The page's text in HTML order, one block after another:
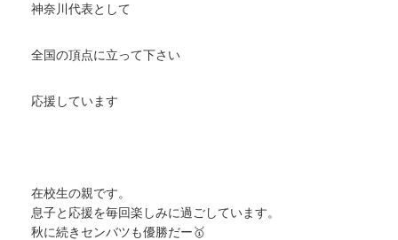
神奈川代表として
全国の頂点に立って下さい
応援しています
在校生の親です。
息子と応援を毎回楽しみに過ごしています。
秋に続きセンバツも優勝だー🥇